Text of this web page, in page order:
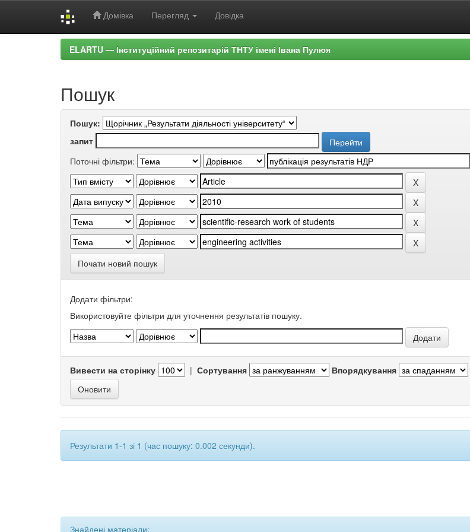
Домівка Перегляд Довідка
ELARTU — Інституційний репозитарій ТНТУ імені Івана Пулюя
Пошук
Пошук:
запит
Поточні фільтри:
Почати новий пошук
Додати фільтри:
Використовуйте фільтри для уточнення результатів пошуку.
Вивести на сторінку | Сортування Впорядкування
Результати 1-1 зі 1 (час пошуку: 0.002 секунди).
Знайдені матеріали: